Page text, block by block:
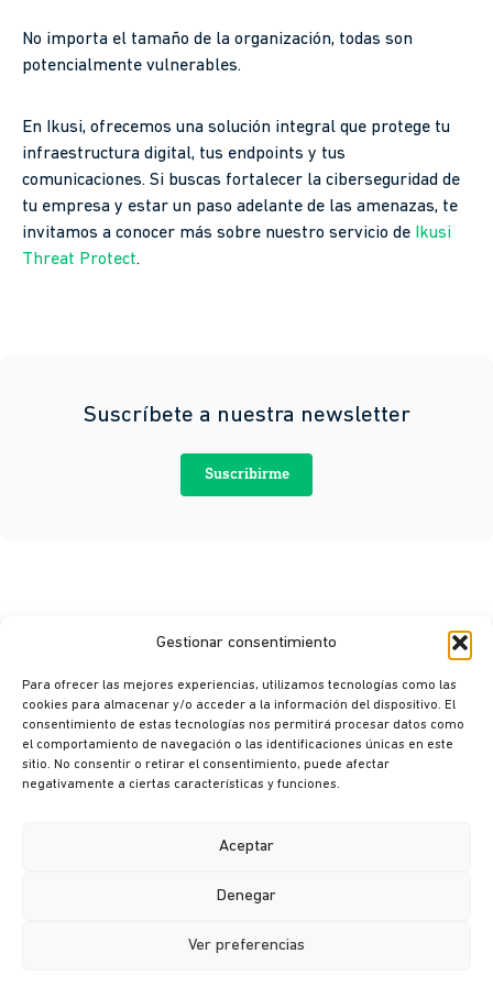
Gestionar consentimiento
Para ofrecer las mejores experiencias, utilizamos tecnologías como las
cookies para almacenar y/o acceder a la información del dispositivo. El
consentimiento de estas tecnologías nos permitirá procesar datos como
el comportamiento de navegación o las identificaciones únicas en este
sitio. No consentir o retirar el consentimiento, puede afectar
negativamente a ciertas características y funciones.
Aceptar
Denegar
Ver preferencias
No importa el tamaño de la organización, todas son
potencialmente vulnerables.
En Ikusi, ofrecemos una solución integral que protege tu
infraestructura digital, tus endpoints y tus
comunicaciones. Si buscas fortalecer la ciberseguridad de
tu empresa y estar un paso adelante de las amenazas, te
invitamos a conocer más sobre nuestro servicio de Ikusi
Threat Protect.
Suscríbete a nuestra newsletter
Suscribirme
© Ikusi 2026
Aviso legal
Política de cookies
Canal ético